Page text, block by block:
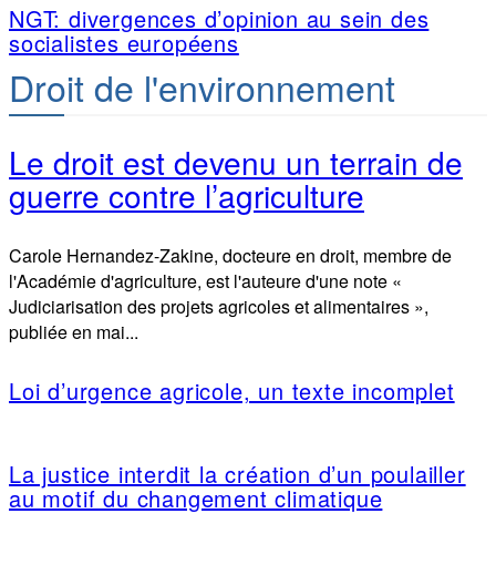
NGT: divergences d’opinion au sein des
socialistes européens
Droit de l'environnement
Le droit est devenu un terrain de
guerre contre l’agriculture
Carole Hernandez-Zakine, docteure en droit, membre de
l'Académie d'agriculture, est l'auteure d'une note «
Judiciarisation des projets agricoles et alimentaires »,
publiée en mai...
Loi d’urgence agricole, un texte incomplet
La justice interdit la création d’un poulailler
au motif du changement climatique